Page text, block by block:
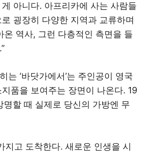
아니다. 아프리카에 사는 사람들
굉장히 다양한 지역과 교류하며
온 역사, 그런 다층적인 측면을 들
는 ‘바닷가에서’는 주인공이 영국
품을 보여주는 장면이 나온다. 19
명할 때 실제로 당신의 가방엔 무
지고 도착한다. 새로운 인생을 시